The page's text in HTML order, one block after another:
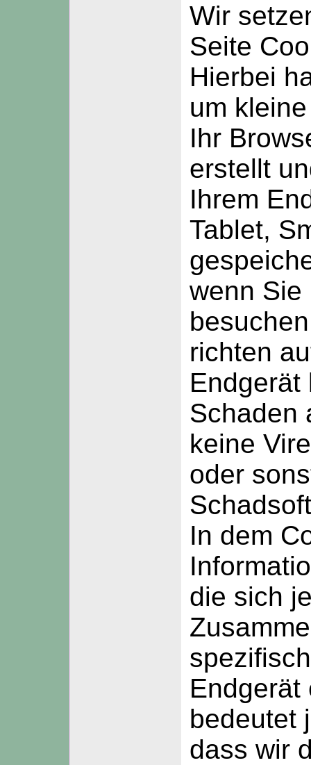
Wir
Seite
Hierbei
um
Ihr
erstellt
Ihrem
Tablet,
wenn Sie
richten
Endgerät
Schaden
keine
oder
In dem
die sich
Endgerät
bedeutet
dass wir